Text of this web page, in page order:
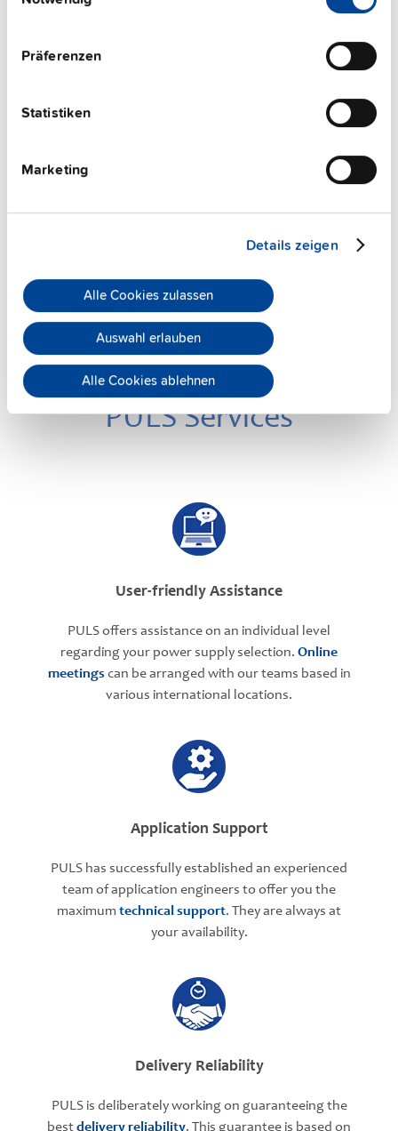
Präferenzen
Statistiken
Marketing
Details zeigen
Alle Cookies zulassen
Auswahl erlauben
Alle Cookies ablehnen
PULS Services
User-friendly Assistance
PULS offers assistance on an individual level
regarding your power supply selection. Online
meetings can be arranged with our teams based in
various international locations.
Application Support
PULS has successfully established an experienced
team of application engineers to offer you the
maximum technical support. They are always at
your availability.
Delivery Reliability
PULS is deliberately working on guaranteeing the
bestdelivery reliability. This guarantee is based on